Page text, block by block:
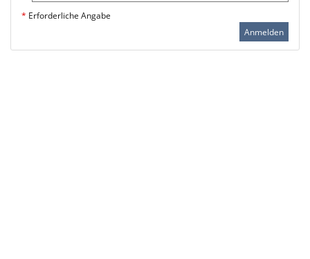
* Erforderliche Angabe
Anmelden